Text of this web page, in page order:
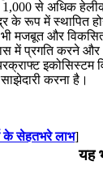
से अधिक
के रूप में स्थापित
भी मजबूत और
करने और
इकोसिस्टम
करना है।
के सेहतभरे लाभ]
यह